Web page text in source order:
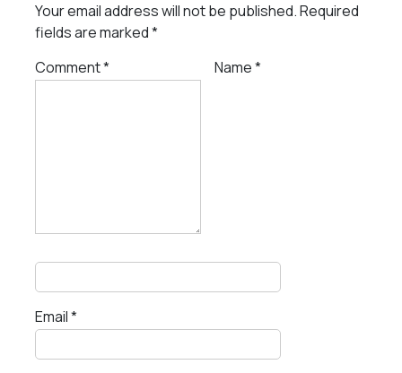
Your email address will not be published.Required
fields are marked*
Comment* Name*
Email*